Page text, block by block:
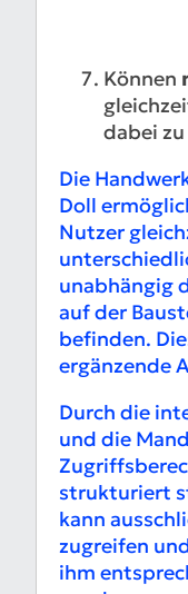
Können
dabei
Die
Doll
Nutzer
unabhängig
auf der
befinden.
ergänzende
Durch die
und die
strukturiert
kann
zugreifen
ihm